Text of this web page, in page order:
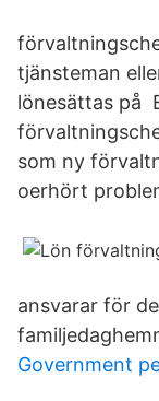
tjänsteman
lönesättas på
som ny
oerhört
ansvarar för
Government